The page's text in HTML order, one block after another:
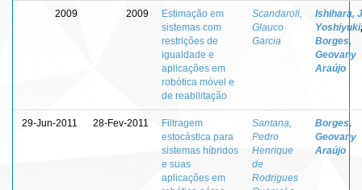
2009 2009
Estimação em
sistemas com
restrições de
igualdade e
aplicações em
robótica móvel e
de reabilitação
Scandaroli,
Glauco
Garcia
Ishihara,
Yoshiyuki
Borges,
Geovany
Araújo
29-Jun-2011 28-Fev-2011
Filtragem
estocástica para
sistemas híbridos
e suas
aplicações em
Santana,
Pedro
Henrique
de
Rodrigues
Borges,
Geovany
Araújo